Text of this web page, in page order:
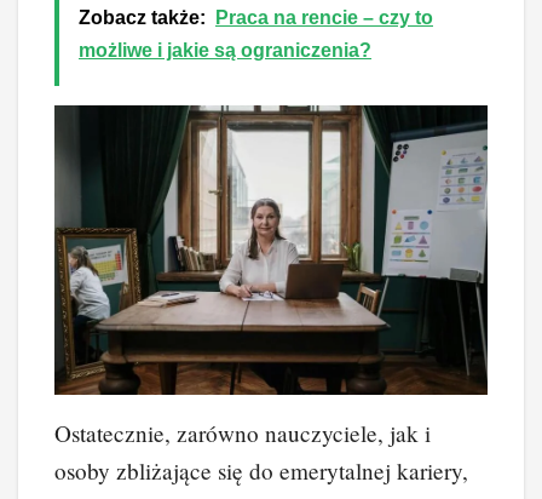
Zobacz także:
Praca na rencie – czy to
możliwe i jakie są ograniczenia?
Ostatecznie, zarówno nauczyciele, jak i
osoby zbliżające się do emerytalnej kariery,